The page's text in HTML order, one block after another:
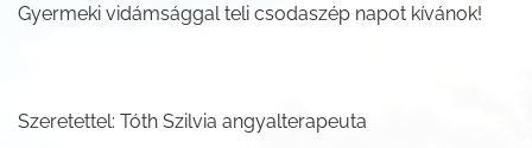
Gyermeki vidámsággal teli csodaszép napot kívánok!
Szeretettel: Tóth Szilvia angyalterapeuta